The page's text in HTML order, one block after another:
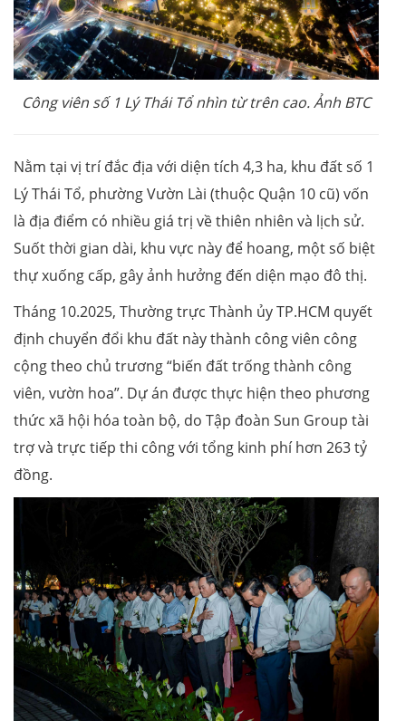
Công viên số 1 Lý Thái Tổ nhìn từ trên cao. Ảnh BTC
Nằm tại vị trí đắc địa với diện tích 4,3 ha, khu đất số 1
Lý Thái Tổ, phường Vườn Lài (thuộc Quận 10 cũ) vốn
là địa điểm có nhiều giá trị về thiên nhiên và lịch sử.
Suốt thời gian dài, khu vực này để hoang, một số biệt
thự xuống cấp, gây ảnh hưởng đến diện mạo đô thị.
Tháng 10.2025, Thường trực Thành ủy TP.HCM quyết
định chuyển đổi khu đất này thành công viên công
cộng theo chủ trương “biến đất trống thành công
viên, vườn hoa”. Dự án được thực hiện theo phương
thức xã hội hóa toàn bộ, do Tập đoàn Sun Group tài
trợ và trực tiếp thi công với tổng kinh phí hơn 263 tỷ
đồng.